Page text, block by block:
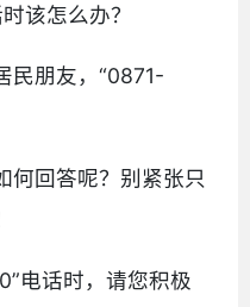
该怎么办？
民朋友，“0871-
何回答呢？别紧张只
电话时，请您积极